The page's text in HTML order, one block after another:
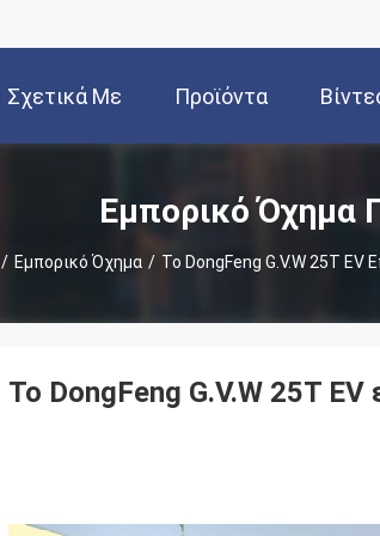
Σχετικά Με
Εμάς
Προϊόντα
Εμπορικό Όχημα
/ Εμπορικό Όχημα / Το DongFeng G.V.W 25T
Το DongFeng G.V.W 25T